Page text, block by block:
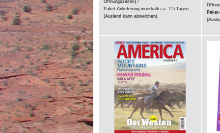
Öffnungszeiten) /
Paket-Anlieferung innerhalb ca. 2-5 Tagen
(Ausland kann abweichen).